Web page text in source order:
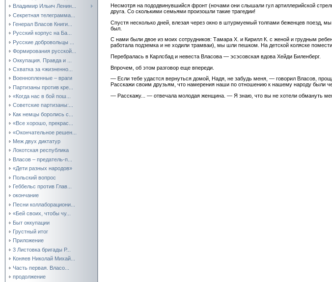
Владимир Ильич Ленин...
Секретная телеграмма...
Генерал Власов Книги...
Русский корпус на Ба...
Русские добровольцы ...
Формирования русской...
Оккупация. Правда и ...
Схватка за «жизненно...
Военнопленные – враги
Партизаны против кре...
«Когда нас в бой пош...
Советские партизаны:...
Как немцы боролись с...
«Все хорошо, прекрас...
«Окончательное решен...
Меж двух диктатур
Локотская республика
Власов – предатель-п...
«Дети разных народов»
Польский вопрос
Геббельс против Глав...
окончание
Песни коллаборациони...
«Бей своих, чтобы чу...
Быт оккупации
Грустный итог
Приложение
3 Листовка бригады Р...
Коняев Николай Михай...
Часть первая. Власо...
продолжение
Несмотря на пододвинувшийся фронт (ночами они слышали гул артиллерийской
друга. Со сколькими семьями произошли такие трагедии!
Спустя несколько дней, влезая через окно в штурмуемый толпами беженцев поезд,
был.
С нами были двое из моих сотрудников: Тамара X. и Кирилл К. с женой и грудным
работала подземка и не ходили трамваи), мы шли пешком. На детской коляске
Перебралась в Карлсбад и невеста Власова — эсэсовская вдова Хейди Биленберг.
Впрочем, об этом разговор еще впереди.
— Если тебе удастся вернуться домой, Надя, не забудь меня, — говорил Власов,
Расскажи своим друзьям, что намерения наши по отношению к нашему народу были
— Расскажу... — отвечала молодая женщина. — Я знаю, что вы не хотели обмануть